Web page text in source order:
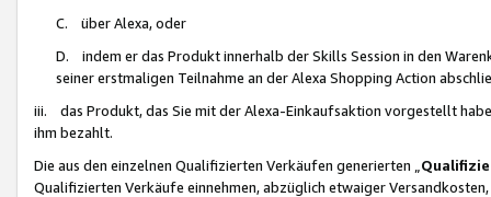
C. über Alexa, oder
D. indem er das Produkt innerhalb der Skills Session in den
seiner erstmaligen Teilnahme an der Alexa Shopping Action
iii. das Produkt, das Sie mit der Alexa-Einkaufsaktion vorgestellt
ihm bezahlt.
Die aus den einzelnen Qualifizierten Verkäufen generierten „
Qualifizierten Verkäufe einnehmen, abzüglich etwaiger